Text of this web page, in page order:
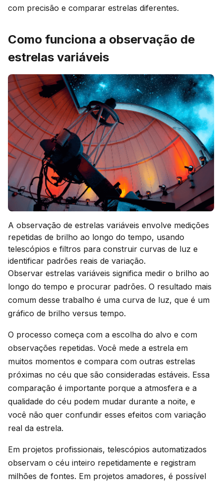
com precisão e comparar estrelas diferentes.
Como funciona a observação de
estrelas variáveis
A observação de estrelas variáveis envolve medições
repetidas de brilho ao longo do tempo, usando
telescópios e filtros para construir curvas de luz e
identificar padrões reais de variação.
Observar estrelas variáveis significa medir o brilho ao
longo do tempo e procurar padrões. O resultado mais
comum desse trabalho é uma curva de luz, que é um
gráfico de brilho versus tempo.
O processo começa com a escolha do alvo e com
observações repetidas. Você mede a estrela em
muitos momentos e compara com outras estrelas
próximas no céu que são consideradas estáveis. Essa
comparação é importante porque a atmosfera e a
qualidade do céu podem mudar durante a noite, e
você não quer confundir esses efeitos com variação
real da estrela.
Em projetos profissionais, telescópios automatizados
observam o céu inteiro repetidamente e registram
milhões de fontes. Em projetos amadores, é possível